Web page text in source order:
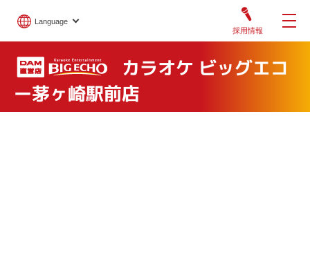
Language
採用情報
カラオケ ビッグエコ
ー茅ヶ崎駅前店